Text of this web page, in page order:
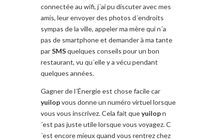
connectée au wifi, j´ai pu discuter avec mes
amis, leur envoyer des photos d´endroits
sympas de la ville, appeler ma mère qui n´a
pas de smartphone et demander à ma tante
parSMSquelques conseils pour un bon
restaurant, vu qu´elle y a vécu pendant
quelques années.
Gagner de l´Énergie est chose facile car
yuilopvous donne un numéro virtuel lorsque
vous vous inscrivez. Cela fait queyuilopn
´est pas juste utile lorsque vous voyagez. C
´est encore mieux quand vous rentrez chez